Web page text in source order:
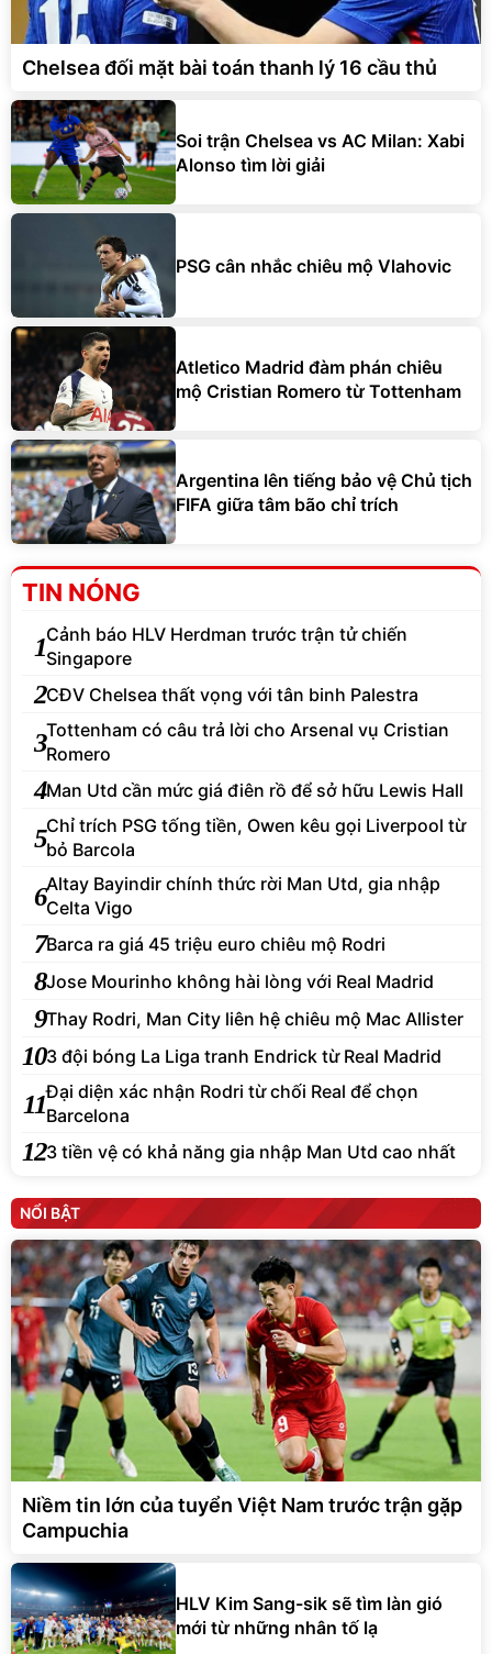
Chelsea đối mặt bài toán thanh lý 16 cầu thủ
Soi trận Chelsea vs AC Milan: Xabi
Alonso tìm lời giải
PSG cân nhắc chiêu mộ Vlahovic
Atletico Madrid đàm phán chiêu
mộ Cristian Romero từ Tottenham
Argentina lên tiếng bảo vệ Chủ tịch
FIFA giữa tâm bão chỉ trích
TIN NÓNG
1Cảnh báo HLV Herdman trước trận tử chiến
Singapore
2CĐV Chelsea thất vọng với tân binh Palestra
3Tottenham có câu trả lời cho Arsenal vụ Cristian
Romero
4Man Utd cần mức giá điên rồ để sở hữu Lewis Hall
5Chỉ trích PSG tống tiền, Owen kêu gọi Liverpool từ
bỏ Barcola
6Altay Bayindir chính thức rời Man Utd, gia nhập
Celta Vigo
7Barca ra giá 45 triệu euro chiêu mộ Rodri
8Jose Mourinho không hài lòng với Real Madrid
9Thay Rodri, Man City liên hệ chiêu mộ Mac Allister
103 đội bóng La Liga tranh Endrick từ Real Madrid
11Đại diện xác nhận Rodri từ chối Real để chọn
Barcelona
123 tiền vệ có khả năng gia nhập Man Utd cao nhất
NỔI BẬT
Niềm tin lớn của tuyển Việt Nam trước trận gặp
Campuchia
HLV Kim Sang-sik sẽ tìm làn gió
mới từ những nhân tố lạ